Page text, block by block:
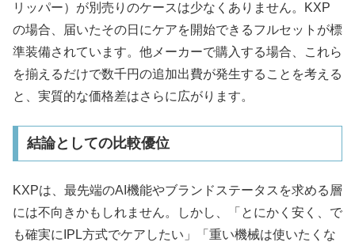
リッパー）が別売りのケースは少なくありません。KXP
の場合、届いたその日にケアを開始できるフルセットが標
準装備されています。他メーカーで購入する場合、これら
を揃えるだけで数千円の追加出費が発生することを考える
と、実質的な価格差はさらに広がります。
結論としての比較優位
KXPは、最先端のAI機能やブランドステータスを求める層
には不向きかもしれません。しかし、「とにかく安く、で
も確実にIPL方式でケアしたい」「重い機械は使いたくな